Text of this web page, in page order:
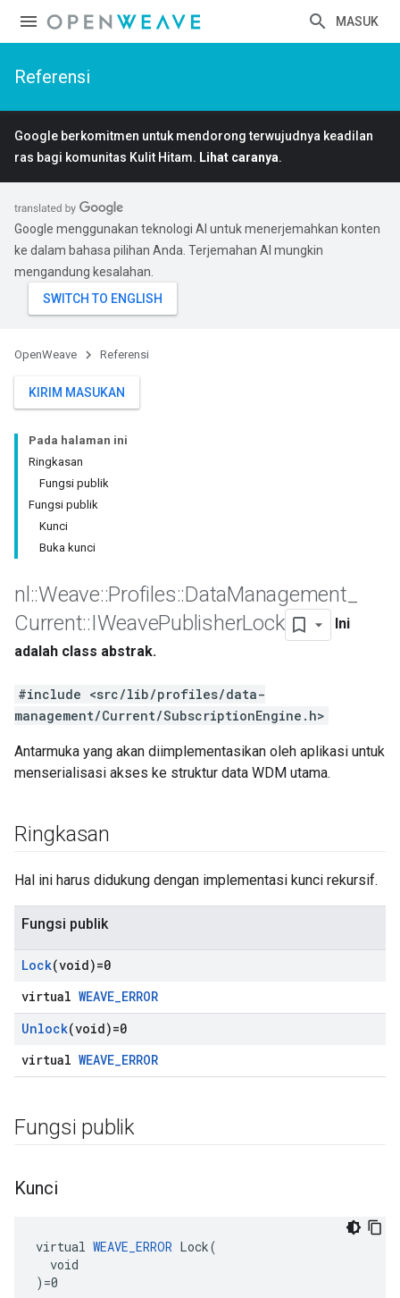
MASUK
Referensi
Google berkomitmen untuk mendorong terwujudnya keadilan
ras bagi komunitas Kulit Hitam. Lihat caranya.
Google menggunakan teknologi AI untuk menerjemahkan konten
ke dalam bahasa pilihan Anda. Terjemahan AI mungkin
mengandung kesalahan.
OpenWeave Referensi
KIRIM MASUKAN
Pada halaman ini
Ringkasan
Fungsi publik
Fungsi publik
Kunci
Buka kunci
nl ::Weave::Profiles::DataManagement
Current::IWeavePublisherLock
Ini
adalah class abstrak.
#include <src/lib/profiles/data-
management/Current/SubscriptionEngine.h>
Antarmuka yang akan diimplementasikan oleh aplikasi untuk
menserialisasi akses ke struktur data WDM utama.
Ringkasan
Hal ini harus didukung dengan implementasi kunci rekursif.
Fungsi publik
Lock(void)=0
virtual WEAVE_ERROR
Unlock(void)=0
virtual WEAVE_ERROR
Fungsi publik
Kunci
virtual WEAVE_ERROR Lock(
  void
)=0